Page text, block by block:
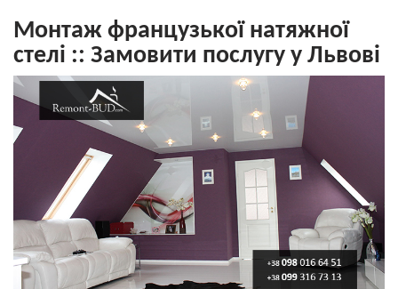
Монтаж французької натяжної
стелі :: Замовити послугу у Львові